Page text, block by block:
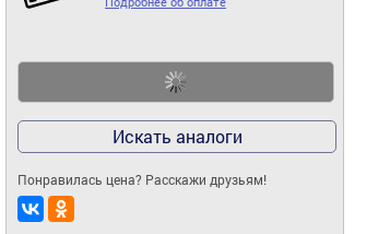
Искать аналоги
Понравилась цена? Расскажи друзьям!